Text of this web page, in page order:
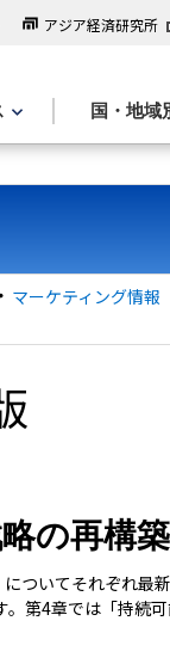
アジア経済研究所
国・地域
マーケティング情報
の再構築
ついてそれぞれ最
第4章では「持続